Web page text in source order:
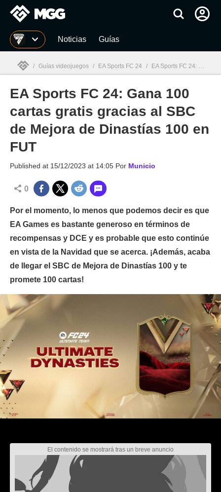
MGG Noticias Guías
MGG
/ Guías videojuegos / EA Sports FC 24 / EA Sports FC 24: Gana 100 cartas gratis gracias al SBC de Mejora de Dinastías 100 en FUT
EA Sports FC 24: Gana 100
cartas gratis gracias al SBC
de Mejora de Dinastías 100 en
FUT
Published at 15/12/2023 at 14:05 Por Municio
0
Por el momento, lo menos que podemos decir es que
EA Games es bastante generoso en términos de
recompensas y DCE y es probable que esto continúe
en vista de la Navidad que se acerca. ¡Además, acaba
de llegar el SBC de Mejora de Dinastías 100 y te
promete 100 cartas!